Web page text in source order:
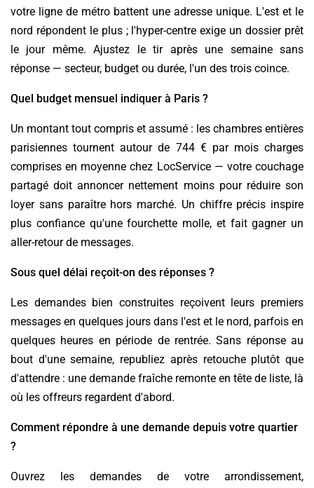
votre ligne de métro battent une adresse unique. L'est et le
nord répondent le plus ; l'hyper-centre exige un dossier prêt
le jour même. Ajustez le tir après une semaine sans
réponse — secteur, budget ou durée, l'un des trois coince.
Quel budget mensuel indiquer à Paris ?
Un montant tout compris et assumé : les chambres entières
parisiennes tournent autour de 744 € par mois charges
comprises en moyenne chez LocService — votre couchage
partagé doit annoncer nettement moins pour réduire son
loyer sans paraître hors marché. Un chiffre précis inspire
plus confiance qu'une fourchette molle, et fait gagner un
aller-retour de messages.
Sous quel délai reçoit-on des réponses ?
Les demandes bien construites reçoivent leurs premiers
messages en quelques jours dans l'est et le nord, parfois en
quelques heures en période de rentrée. Sans réponse au
bout d'une semaine, republiez après retouche plutôt que
d'attendre : une demande fraîche remonte en tête de liste, là
où les offreurs regardent d'abord.
Comment répondre à une demande depuis votre quartier
?
Ouvrez les demandes de votre arrondissement,